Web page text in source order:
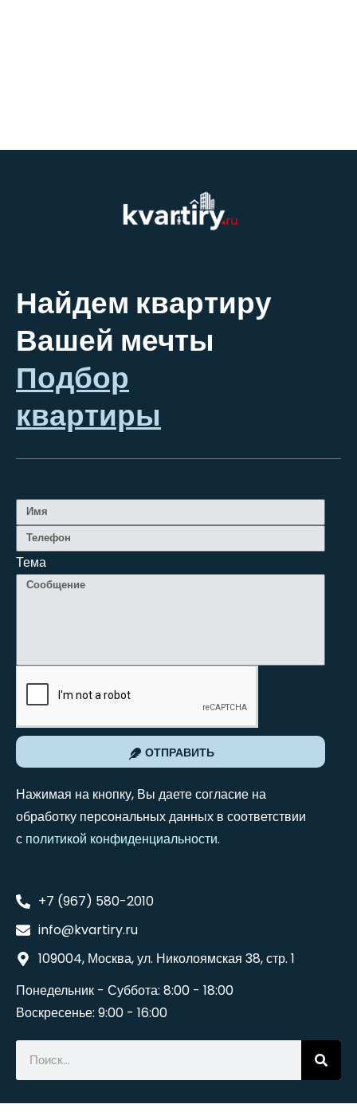
Найдем квартиру
Вашей мечты
Подбор
квартиры
Тема
ОТПРАВИТЬ
Нажимая на кнопку, Вы даете согласие на
обработку персональных данных в соответствии
с политикой конфиденциальности.
+7 (967) 580-2010
info@kvartiry.ru
109004, Москва, ул. Николоямская 38, стр. 1
Понедельник - Суббота: 8:00 - 18:00
Воскресенье: 9:00 - 16:00